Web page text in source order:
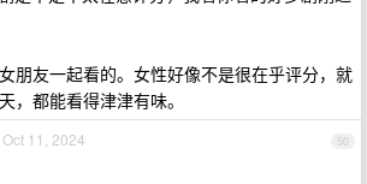
朋友一起看的。女性好像不是很在乎评分，就
，都能看得津津有味。
50
Oct 11, 2024